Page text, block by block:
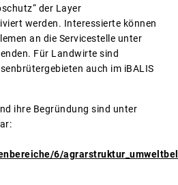
der Layer
werden. Interessierte können
an die Servicestelle unter
Für Landwirte sind
auch im iBALIS
ihre Begründung sind unter
6/